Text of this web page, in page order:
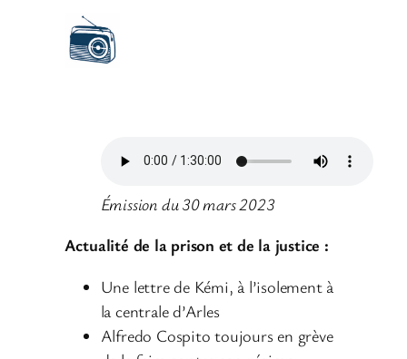
Émission du 30 mars 2023
Actualité de la prison et de la justice :
Une lettre de Kémi, à l’isolement à
la centrale d’Arles
Alfredo Cospito toujours en grève